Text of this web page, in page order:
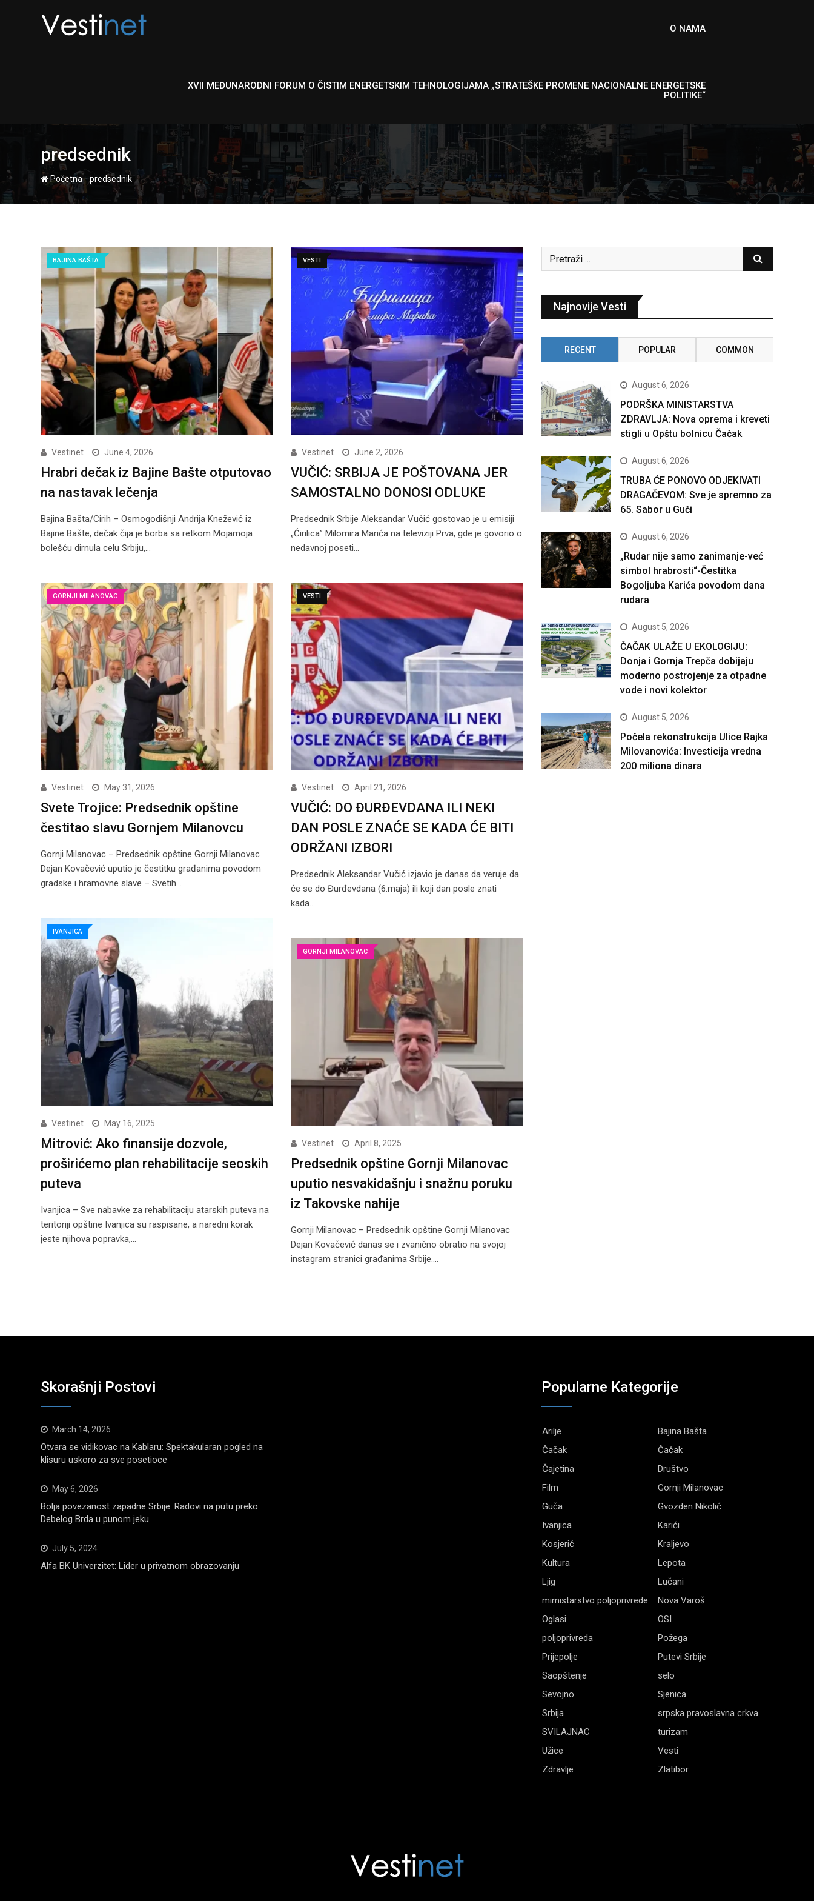
O NAMA
XVII MEĐUNARODNI FORUM O ČISTIM ENERGETSKIM TEHNOLOGIJAMA „STRATEŠKE PROMENE NACIONALNE ENERGETSKE
POLITIKE“
predsednik
Početna-predsednik
BAJINA BAŠTA
Vestinet June 4, 2026
Hrabri dečak iz Bajine Bašte otputovao
na nastavak lečenja
Bajina Bašta/Cirih – Osmogodišnji Andrija Knežević iz
Bajine Bašte, dečak čija je borba sa retkom Mojamoja
bolešću dirnula celu Srbiju,…
VESTI
Vestinet June 2, 2026
VUČIĆ: SRBIJA JE POŠTOVANA JER
SAMOSTALNO DONOSI ODLUKE
Predsednik Srbije Aleksandar Vučić gostovao je u emisiji
„Ćirilica” Milomira Marića na televiziji Prva, gde je govorio o
nedavnoj poseti…
GORNJI MILANOVAC
Vestinet May 31, 2026
Svete Trojice: Predsednik opštine
čestitao slavu Gornjem Milanovcu
Gornji Milanovac – Predsednik opštine Gornji Milanovac
Dejan Kovačević uputio je čestitku građanima povodom
gradske i hramovne slave – Svetih…
VESTI
Vestinet April 21, 2026
VUČIĆ: DO ĐURĐEVDANA ILI NEKI
DAN POSLE ZNAĆE SE KADA ĆE BITI
ODRŽANI IZBORI
Predsednik Aleksandar Vučić izjavio je danas da veruje da
će se do Đurđevdana (6.maja) ili koji dan posle znati
kada…
IVANJICA
Vestinet May 16, 2025
Mitrović: Ako finansije dozvole,
proširićemo plan rehabilitacije seoskih
puteva
Ivanjica – Sve nabavke za rehabilitaciju atarskih puteva na
teritoriji opštine Ivanjica su raspisane, a naredni korak
jeste njihova popravka,…
GORNJI MILANOVAC
Vestinet April 8, 2025
Predsednik opštine Gornji Milanovac
uputio nesvakidašnju i snažnu poruku
iz Takovske nahije
Gornji Milanovac – Predsednik opštine Gornji Milanovac
Dejan Kovačević danas se i zvanično obratio na svojoj
instagram stranici građanima Srbije.…
Najnovije Vesti
RECENT POPULAR COMMON
August 6, 2026
PODRŠKA MINISTARSTVA
ZDRAVLJA: Nova oprema i kreveti
stigli u Opštu bolnicu Čačak
August 6, 2026
TRUBA ĆE PONOVO ODJEKIVATI
DRAGAČEVOM: Sve je spremno za
65. Sabor u Guči
August 6, 2026
„Rudar nije samo zanimanje-već
simbol hrabrosti“-Čestitka
Bogoljuba Karića povodom dana
rudara
August 5, 2026
ČAČAK ULAŽE U EKOLOGIJU:
Donja i Gornja Trepča dobijaju
moderno postrojenje za otpadne
vode i novi kolektor
August 5, 2026
Počela rekonstrukcija Ulice Rajka
Milovanovića: Investicija vredna
200 miliona dinara
Skorašnji Postovi
March 14, 2026
Otvara se vidikovac na Kablaru: Spektakularan pogled na
klisuru uskoro za sve posetioce
May 6, 2026
Bolja povezanost zapadne Srbije: Radovi na putu preko
Debelog Brda u punom jeku
July 5, 2024
Alfa BK Univerzitet: Lider u privatnom obrazovanju
Popularne Kategorije
Arilje
Bajina Bašta
Čačak
Čačak
Čajetina
Društvo
Film
Gornji Milanovac
Guča
Gvozden Nikolić
Ivanjica
Karići
Kosjerić
Kraljevo
Kultura
Lepota
Ljig
Lučani
mimistarstvo poljoprivrede
Nova Varoš
Oglasi
OSI
poljoprivreda
Požega
Prijepolje
Putevi Srbije
Saopštenje
selo
Sevojno
Sjenica
Srbija
srpska pravoslavna crkva
SVILAJNAC
turizam
Užice
Vesti
Zdravlje
Zlatibor